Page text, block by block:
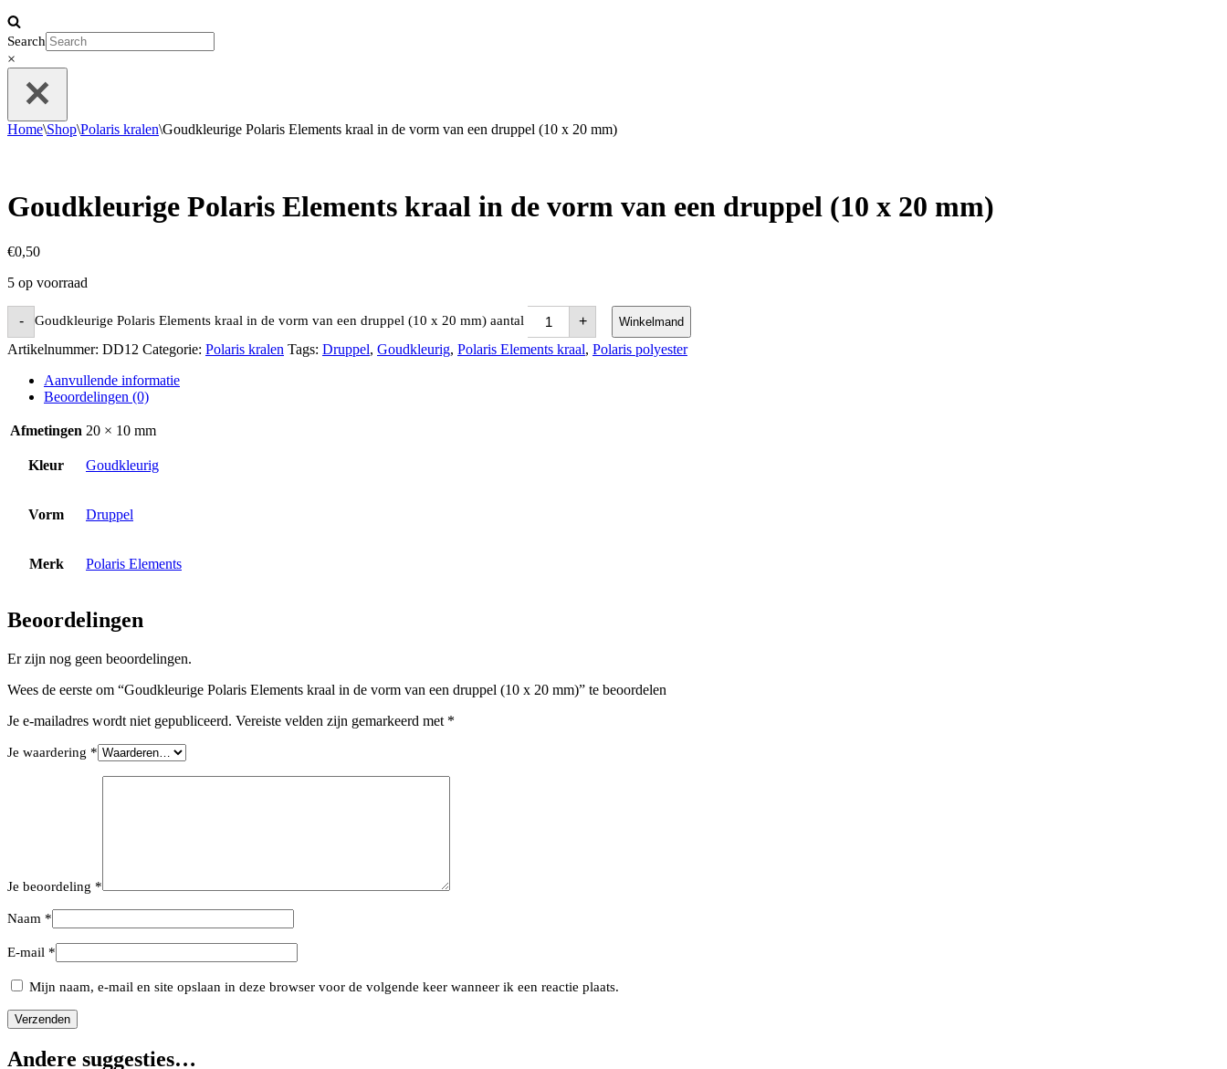
Search
×
Home\Shop\Polaris kralen\Goudkleurige Polaris Elements kraal in de vorm van een druppel (10 x 20 mm)
Goudkleurige Polaris Elements kraal in de vorm van een druppel (10 x 20 mm)
€0,50
5 op voorraad
- Goudkleurige Polaris Elements kraal in de vorm van een druppel (10 x 20 mm) aantal + Winkelmand
Artikelnummer: DD12 Categorie: Polaris kralen Tags: Druppel, Goudkleurig, Polaris Elements kraal, Polaris polyester
Aanvullende informatie
Beoordelingen (0)
Afmetingen 20 × 10 mm
Kleur Goudkleurig
Vorm Druppel
Merk Polaris Elements
Beoordelingen
Er zijn nog geen beoordelingen.
Wees de eerste om “Goudkleurige Polaris Elements kraal in de vorm van een druppel (10 x 20 mm)” te beoordelen
Je e-mailadres wordt niet gepubliceerd. Vereiste velden zijn gemarkeerd met *
Je waardering *
Je beoordeling *
Naam *
E-mail *
Mijn naam, e-mail en site opslaan in deze browser voor de volgende keer wanneer ik een reactie plaats.
Andere suggesties…